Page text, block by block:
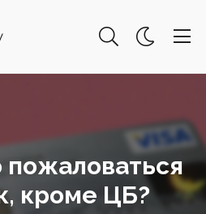
кроме ЦБ?